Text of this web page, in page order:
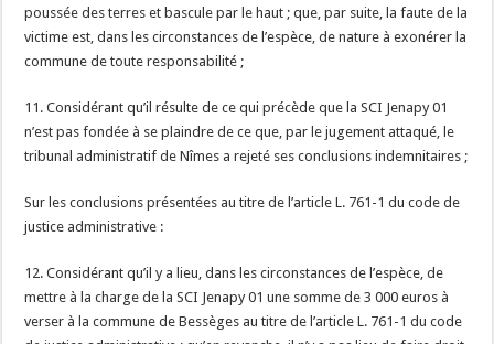
poussée des terres et bascule par le haut ; que, par suite, la faute de la
victime est, dans les circonstances de l’espèce, de nature à exonérer la
commune de toute responsabilité ;
11. Considérant qu’il résulte de ce qui précède que la SCI Jenapy 01
n’est pas fondée à se plaindre de ce que, par le jugement attaqué, le
tribunal administratif de Nîmes a rejeté ses conclusions indemnitaires ;
Sur les conclusions présentées au titre de l’article L. 761-1 du code de
justice administrative :
12. Considérant qu’il y a lieu, dans les circonstances de l’espèce, de
mettre à la charge de la SCI Jenapy 01 une somme de 3 000 euros à
verser à la commune de Bessèges au titre de l’article L. 761-1 du code